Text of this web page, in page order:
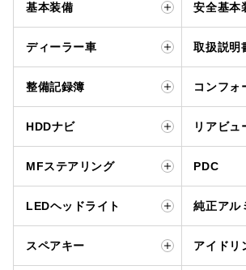
基本装備 安全基本
ディーラー車 取扱説明
整備記録簿 コンフォ
HDDナビ リアビュ
MFステアリング PDC
LEDヘッドライト 純正アル
スペアキー アイドリ